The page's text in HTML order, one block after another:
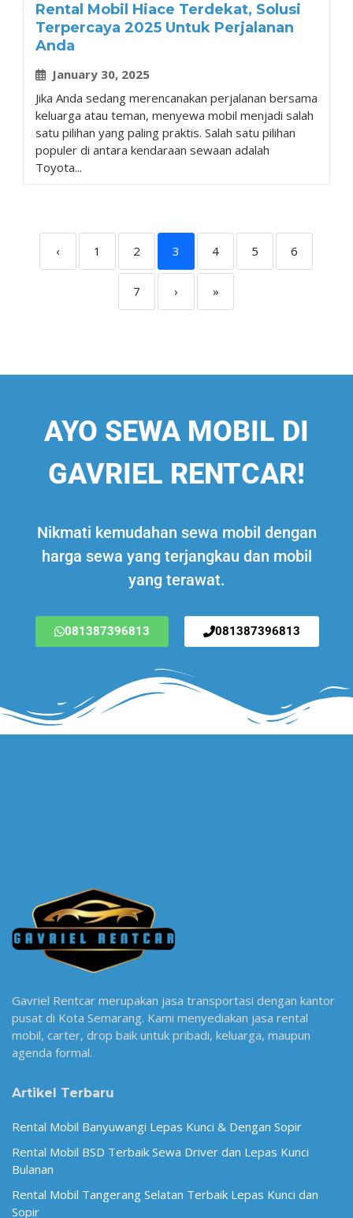
Rental Mobil Hiace Terdekat, Solusi
Terpercaya 2025 Untuk Perjalanan
Anda
January 30, 2025
Jika Anda sedang merencanakan perjalanan bersama
keluarga atau teman, menyewa mobil menjadi salah
satu pilihan yang paling praktis. Salah satu pilihan
populer di antara kendaraan sewaan adalah
Toyota...
‹ 1 2 3 4 5 6
7 › »
AYO SEWA MOBIL DI
GAVRIEL RENTCAR!
Nikmati kemudahan sewa mobil dengan
harga sewa yang terjangkau dan mobil
yang terawat.
081387396813 081387396813
Gavriel Rentcar merupakan jasa transportasi dengan kantor
pusat di Kota Semarang. Kami menyediakan jasa rental
mobil, carter, drop baik untuk pribadi, keluarga, maupun
agenda formal.
Artikel Terbaru
Rental Mobil Banyuwangi Lepas Kunci & Dengan Sopir
Rental Mobil BSD Terbaik Sewa Driver dan Lepas Kunci
Bulanan
Rental Mobil Tangerang Selatan Terbaik Lepas Kunci dan
Sopir